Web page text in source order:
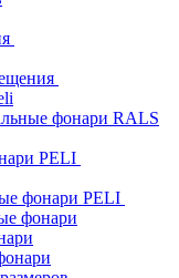
фонари RALS
PELI
фонари PELI
фонари